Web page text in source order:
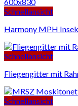
Schnellansicht
Harmony MPH
Schnellansicht
Fliegengitter mit
Schnellansicht